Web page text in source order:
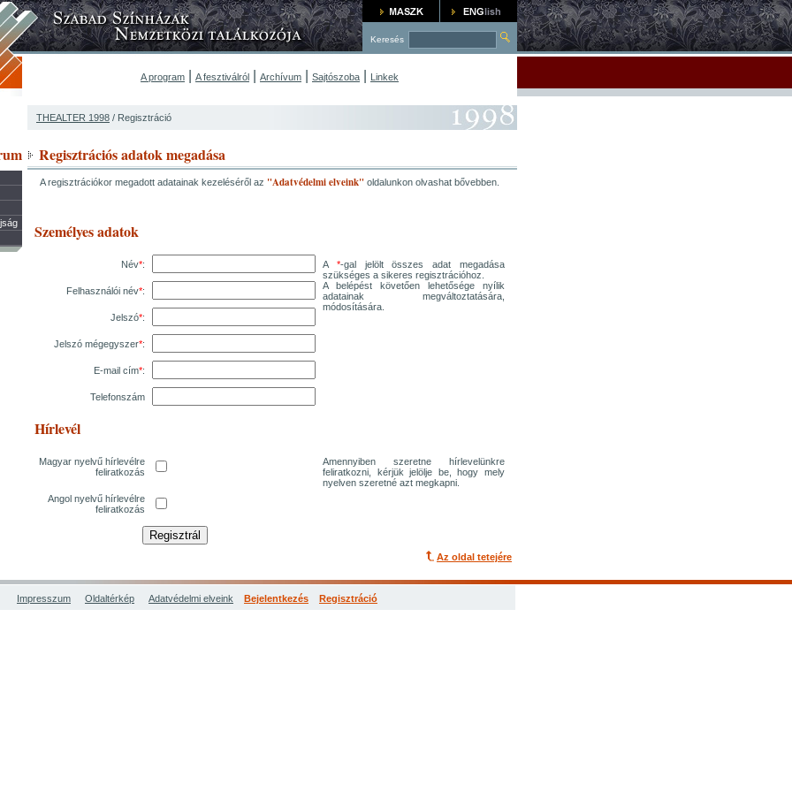
Keresés
A program A fesztiválról Archívum Sajtószoba Linkek
THEALTER 1998 / Regisztráció
Regisztrációs adatok megadása
A regisztrációkor megadott adatainak kezeléséről az "Adatvédelmi elveink" oldalunkon olvashat bővebben.
Személyes adatok
Név*: A *-gal jelölt összes adat megadása
szükséges a sikeres regisztrációhoz.
A belépést követően lehetősége nyílik
adatainak megváltoztatására,
módosítására.
Felhasználói név*:
Jelszó*:
Jelszó mégegyszer*:
E-mail cím*:
Telefonszám
Hírlevél
Magyar nyelvű hírlevélre
feliratkozás
Amennyiben szeretne hírlevelünkre
feliratkozni, kérjük jelölje be, hogy mely
nyelven szeretné azt megkapni.
Angol nyelvű hírlevélre
feliratkozás
Az oldal tetejére
Impresszum Oldaltérkép Adatvédelmi elveink Bejelentkezés Regisztráció